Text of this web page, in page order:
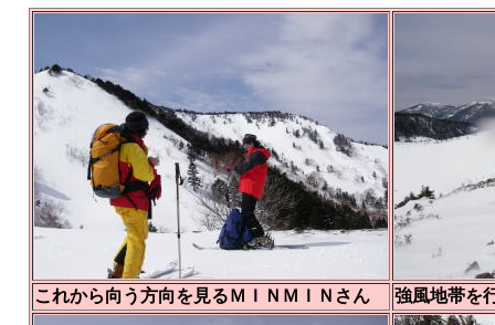
これから向う方向を見るＭＩＮＭＩＮさん 強風地帯を